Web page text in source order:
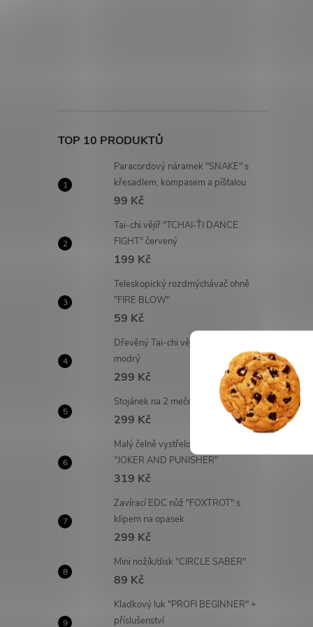
TOP 10 PRODUKTŮ
Paracordový náramek "SNAKE" s
křesadlem, kompasem a píšťalou
99 Kč
Tai-chi vějíř "TCHAI-ŤI DANCE
FIGHT" červený
199 Kč
Teleskopický rozdmýchávač ohně
"FIRE BLOW"
59 Kč
Dřevěný Tai-chi vějíř "DA SHANZI"
modrý
299 Kč
Stojánek na 2 meče "NITEN"
299 Kč
Malý čelně vystřelovací OTF nůž
"JOKER AND PUNISHER"
319 Kč
Zavírací EDC nůž "FOXTROT" s
klipem na opasek
299 Kč
Mini nožík/disk "CIRCLE SABER"
89 Kč
Kladkový luk "PROFI BEGINNER" +
příslušenství